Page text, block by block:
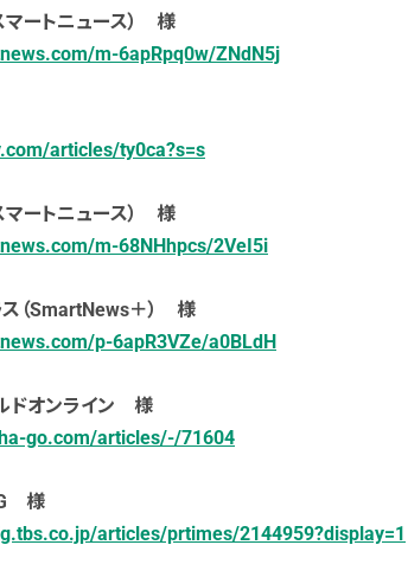
マートニュース） 様
m-6apRpq0w/ZNdN5j
articles/ty0ca?s=s
マートニュース） 様
m-68NHhpcs/2VeI5i
（SmartNews＋） 様
p-6apR3VZe/a0BLdH
ドオンライン 様
go.com/articles/-/71604
様
articles/prtimes/2144959?display=1